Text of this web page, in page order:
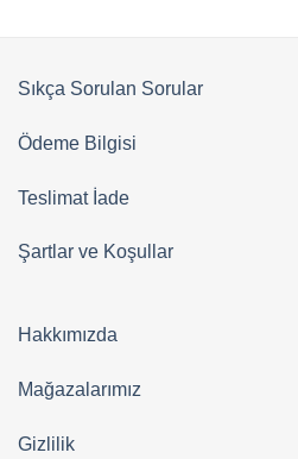
Sıkça Sorulan Sorular
Ödeme Bilgisi
Teslimat İade
Şartlar ve Koşullar
Hakkımızda
Mağazalarımız
Gizlilik